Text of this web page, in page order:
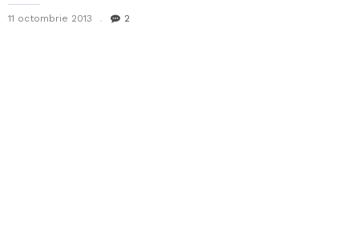
11 octombrie 2013 2